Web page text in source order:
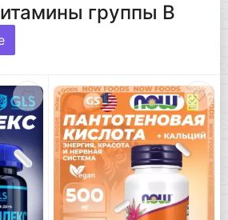
группы B